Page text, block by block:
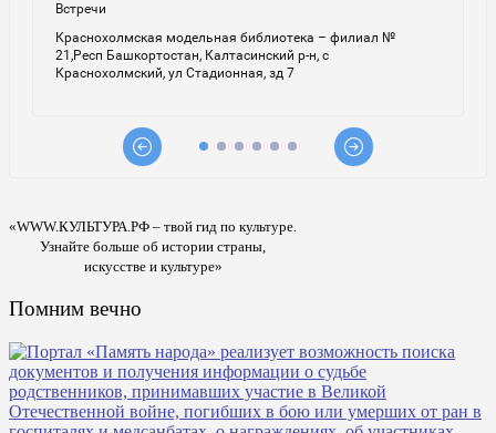
«WWW.КУЛЬТУРА.РФ – твой гид по культуре.
Узнайте больше об истории страны,
искусстве и культуре»
Помним вечно